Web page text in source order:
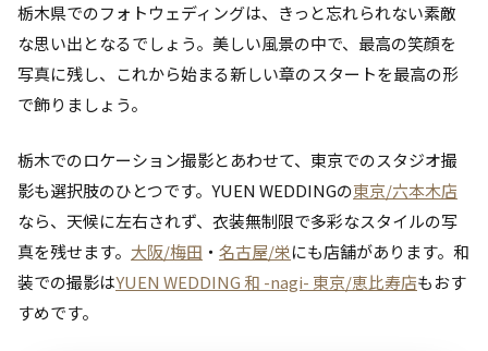
栃木県でのフォトウェディングは、きっと忘れられない素敵
な思い出となるでしょう。美しい風景の中で、最高の笑顔を
写真に残し、これから始まる新しい章のスタートを最高の形
で飾りましょう。
栃木でのロケーション撮影とあわせて、東京でのスタジオ撮
影も選択肢のひとつです。YUEN WEDDINGの東京/六本木店
なら、天候に左右されず、衣装無制限で多彩なスタイルの写
真を残せます。 大阪/梅田 ・ 名古屋/栄にも店舗があります。和
装での撮影はYUEN WEDDING 和 -nagi- 東京/恵比寿店もおす
すめです。